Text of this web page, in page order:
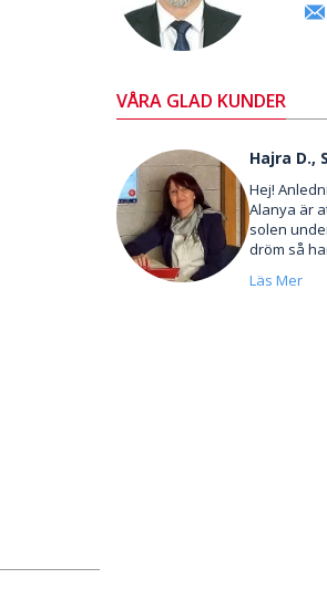
VÅRA GLAD KUNDER
Hajra D.,
Hej!
Alanya är
solen
dröm så
Läs Mer